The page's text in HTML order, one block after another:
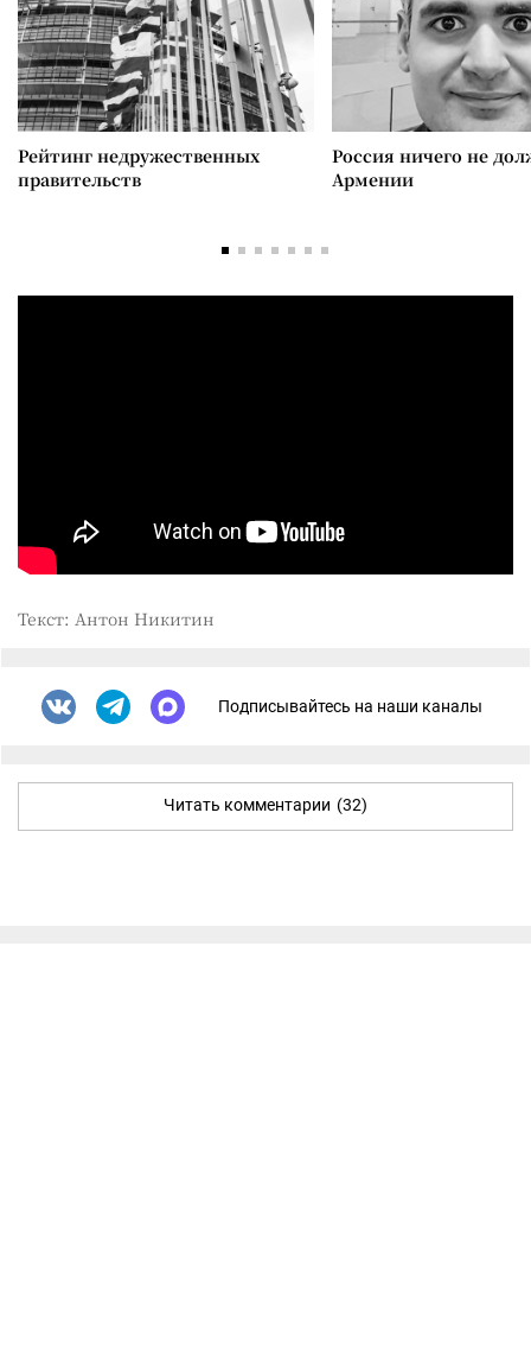
Рейтинг недружественных
правительств
Россия ничего не
Армении
Текст: Антон Никитин
Подписывайтесь на наши каналы
Читать комментарии (32)